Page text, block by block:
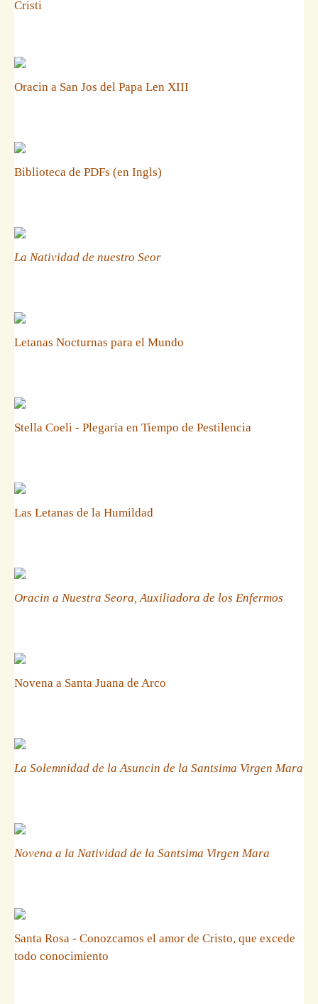
Cristi
Oracin a San Jos del Papa Len XIII
Biblioteca de PDFs (en Ingls)
La Natividad de nuestro Seor
Letanas Nocturnas para el Mundo
Stella Coeli - Plegaria en Tiempo de Pestilencia
Las Letanas de la Humildad
Oracin a Nuestra Seora, Auxiliadora de los Enfermos
Novena a Santa Juana de Arco
La Solemnidad de la Asuncin de la Santsima Virgen Mara
Novena a la Natividad de la Santsima Virgen Mara
Santa Rosa - Conozcamos el amor de Cristo, que excede
todo conocimiento